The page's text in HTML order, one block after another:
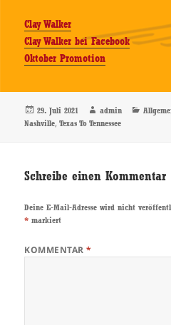
Clay Walker
Clay Walker bei Facebook
Oktober Promotion
Veröffentlicht
am
29. Juli 2021 Autor
admin
Nashville,Texas To Tennessee
Schreibe einen Kommentar
Deine E-Mail-Adresse wird nicht
* markiert
KOMMENTAR*